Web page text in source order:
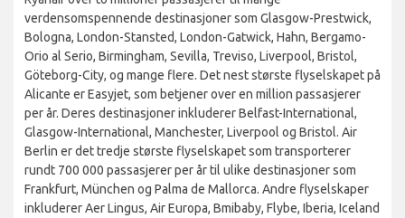
verdensomspennende destinasjoner som Glasgow-Prestwick,
Bologna, London-Stansted, London-Gatwick, Hahn, Bergamo-
Orio al Serio, Birmingham, Sevilla, Treviso, Liverpool, Bristol,
Göteborg-City, og mange flere. Det nest største flyselskapet på
Alicante er Easyjet, som betjener over en million passasjerer
per år. Deres destinasjoner inkluderer Belfast-International,
Glasgow-International, Manchester, Liverpool og Bristol. Air
Berlin er det tredje største flyselskapet som transporterer
rundt 700 000 passasjerer per år til ulike destinasjoner som
Frankfurt, München og Palma de Mallorca. Andre flyselskaper
inkluderer Aer Lingus, Air Europa, Bmibaby, Flybe, Iberia, Iceland